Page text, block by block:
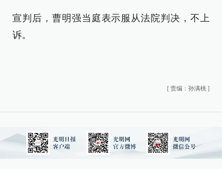
宣判后，曹明强当庭表示服从法院判决，不上
诉。
[ 责编：孙满桃 ]